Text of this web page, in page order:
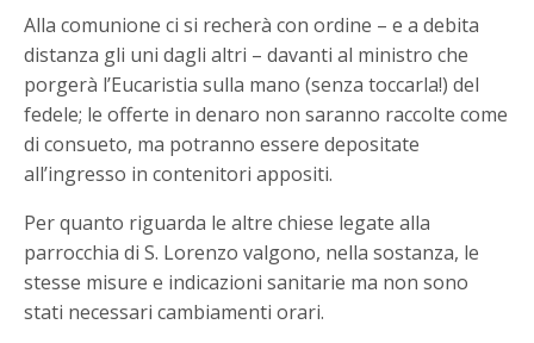
Alla comunione ci si recherà con ordine – e a debita
distanza gli uni dagli altri – davanti al ministro che
porgerà l’Eucaristia sulla mano (senza toccarla!) del
fedele; le offerte in denaro non saranno raccolte come
di consueto, ma potranno essere depositate
all’ingresso in contenitori appositi.
Per quanto riguarda le altre chiese legate alla
parrocchia di S. Lorenzo valgono, nella sostanza, le
stesse misure e indicazioni sanitarie ma non sono
stati necessari cambiamenti orari.